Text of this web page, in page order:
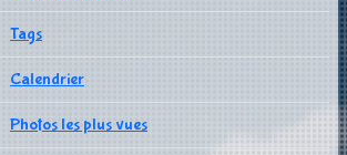
Tags
Calendrier
Photos les plus vues